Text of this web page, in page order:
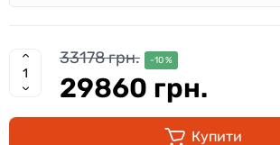
33178 грн. -10 %
29860 грн.
Купити